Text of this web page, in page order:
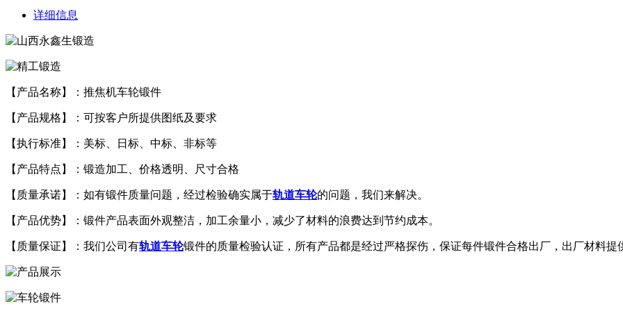
详细信息
【产品名称】：推焦机车轮锻件
【产品规格】：可按客户所提供图纸及要求
【执行标准】：美标、日标、中标、非标等
【产品特点】：锻造加工、价格透明、尺寸合格
【质量承诺】：如有锻件质量问题，经过检验确实属于轨道车轮的问题，我们来解决。
【产品优势】：锻件产品表面外观整洁，加工余量小，减少了材料的浪费达到节约成本。
【质量保证】：我们公司有轨道车轮锻件的质量检验认证，所有产品都是经过严格探伤，保证每件锻件合格出厂，出厂材料提